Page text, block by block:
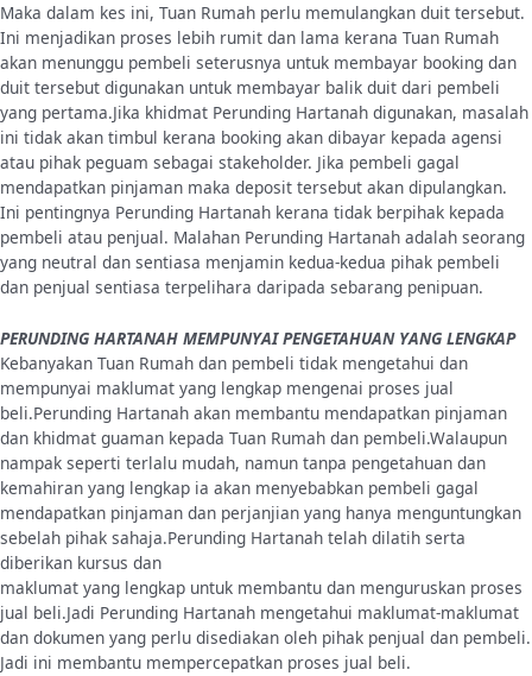
Maka dalam kes ini, Tuan Rumah perlu memulangkan duit tersebut.
Ini menjadikan proses lebih rumit dan lama kerana Tuan Rumah
akan menunggu pembeli seterusnya untuk membayar booking dan
duit tersebut digunakan untuk membayar balik duit dari pembeli
yang pertama.Jika khidmat Perunding Hartanah digunakan, masalah
ini tidak akan timbul kerana booking akan dibayar kepada agensi
atau pihak peguam sebagai stakeholder. Jika pembeli gagal
mendapatkan pinjaman maka deposit tersebut akan dipulangkan.
Ini pentingnya Perunding Hartanah kerana tidak berpihak kepada
pembeli atau penjual. Malahan Perunding Hartanah adalah seorang
yang neutral dan sentiasa menjamin kedua-kedua pihak pembeli
dan penjual sentiasa terpelihara daripada sebarang penipuan.
PERUNDING HARTANAH MEMPUNYAI PENGETAHUAN YANG LENGKAP
Kebanyakan Tuan Rumah dan pembeli tidak mengetahui dan
mempunyai maklumat yang lengkap mengenai proses jual
beli.Perunding Hartanah akan membantu mendapatkan pinjaman
dan khidmat guaman kepada Tuan Rumah dan pembeli.Walaupun
nampak seperti terlalu mudah, namun tanpa pengetahuan dan
kemahiran yang lengkap ia akan menyebabkan pembeli gagal
mendapatkan pinjaman dan perjanjian yang hanya menguntungkan
sebelah pihak sahaja.Perunding Hartanah telah dilatih serta
diberikan kursus dan
maklumat yang lengkap untuk membantu dan menguruskan proses
jual beli.Jadi Perunding Hartanah mengetahui maklumat-maklumat
dan dokumen yang perlu disediakan oleh pihak penjual dan pembeli.
Jadi ini membantu mempercepatkan proses jual beli.